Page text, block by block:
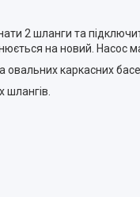
2 шланги та
на новий. Насос
овальних каркасних